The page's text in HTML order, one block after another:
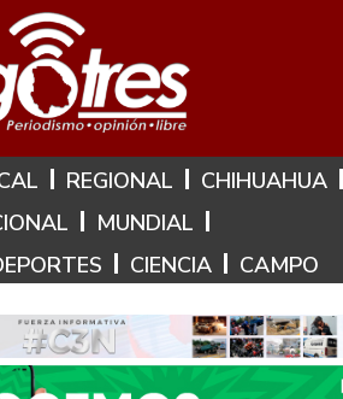
10 de Agosto de 2026
REGIONAL
CHIHUAHUA
MUNDIAL
CIENCIA CAMPO